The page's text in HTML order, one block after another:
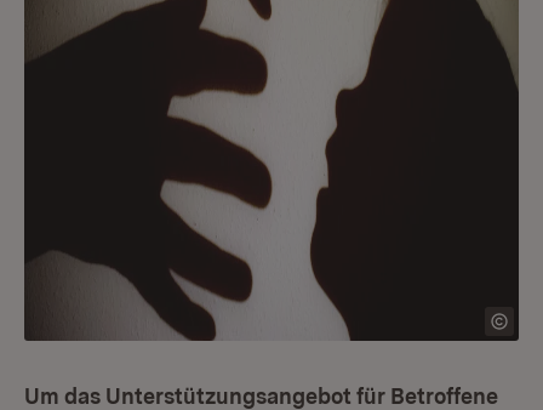
Um das Unterstützungsangebot für Betroffene